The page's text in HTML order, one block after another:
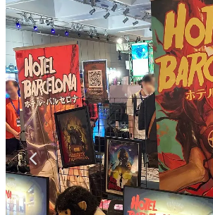
ゲームが変えた日本語
「経験値」「裏技」「ラスボス」
の起源や用法の変遷を、コンピュ
イニーP氏が徹底調査。
カテゴリ
特集記事
マンガ
女性向け
アプリレビュー